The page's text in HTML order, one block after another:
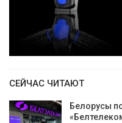
СЕЙЧАС ЧИТАЮТ
Белорусы